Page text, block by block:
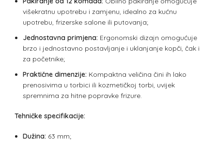
višekratnu upotrebu i zamjenu, idealno za kućnu
upotrebu, frizerske salone ili putovanja;
Jednostavna primjena: Ergonomski dizajn omogućuje
brzo i jednostavno postavljanje i uklanjanje kopči, čak i
za početnike;
Praktične dimenzije: Kompaktna veličina čini ih lako
prenosivima u torbici ili kozmetičkoj torbi, uvijek
spremnima za hitne popravke frizure.
Tehničke specifikacije:
Dužina: 63 mm;